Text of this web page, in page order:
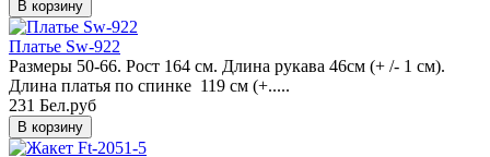
Платье Sw-922
Размеры 50-66. Рост 164 см. Длина рукава 46см (+ /- 1 см).
Длина платья по спинке 119 см (+.....
231 Бел.руб